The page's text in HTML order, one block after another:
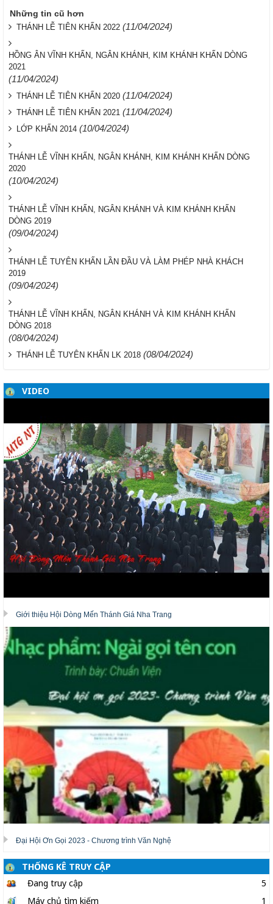
Những tin cũ hơn
THÁNH LỄ TIÊN KHẤN 2022 (11/04/2024)
HỒNG ÂN VĨNH KHẤN, NGÂN KHÁNH, KIM KHÁNH KHẤN DÒNG
2021
(11/04/2024)
THÁNH LỄ TIÊN KHẤN 2020 (11/04/2024)
THÁNH LỄ TIÊN KHẤN 2021 (11/04/2024)
LỚP KHẤN 2014 (10/04/2024)
THÁNH LỄ VĨNH KHẤN, NGÂN KHÁNH, KIM KHÁNH KHẤN DÒNG
2020
(10/04/2024)
THÁNH LỄ VĨNH KHẤN, NGÂN KHÁNH VÀ KIM KHÁNH KHẤN
DÒNG 2019
(09/04/2024)
THÁNH LỄ TUYÊN KHẤN LẦN ĐẦU VÀ LÀM PHÉP NHÀ KHÁCH
2019
(09/04/2024)
THÁNH LỄ VĨNH KHẤN, NGÂN KHÁNH VÀ KIM KHÁNH KHẤN
DÒNG 2018
(08/04/2024)
THÁNH LỄ TUYÊN KHẤN LK 2018 (08/04/2024)
VIDEO
Giới thiệu Hội Dòng Mến Thánh Giá Nha Trang
Đại Hội Ơn Gọi 2023 - Chương trình Văn Nghệ
THỐNG KÊ TRUY CẬP
Đang truy cập
5
Máy chủ tìm kiếm
1